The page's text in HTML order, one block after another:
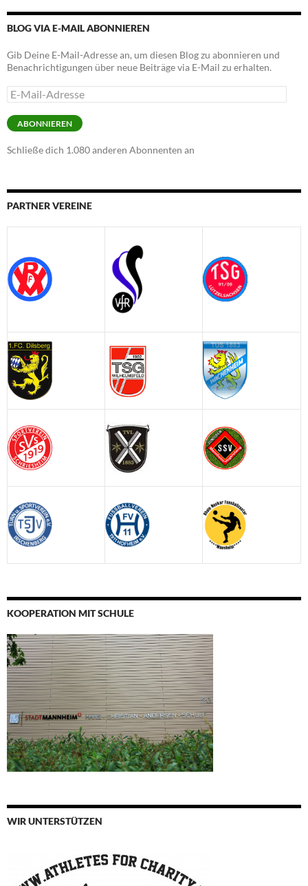
BLOG VIA E-MAIL ABONNIEREN
Gib Deine E-Mail-Adresse an, um diesen Blog zu abonnieren und
Benachrichtigungen über neue Beiträge via E-Mail zu erhalten.
E-
Mail-
Adresse
ABONNIEREN
Schließe dich 1.080 anderen Abonnenten an
PARTNER VEREINE
KOOPERATION MIT SCHULE
WIR UNTERSTÜTZEN